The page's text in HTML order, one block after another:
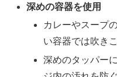
深めの容器を使用
カレーやスープ
い容器では吹き
深めのタッパー